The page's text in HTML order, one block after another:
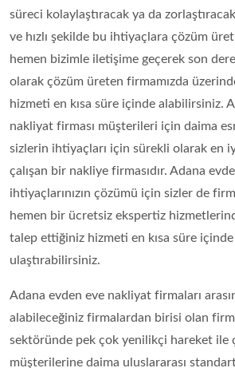
süreci kolaylaştıracak ya da
ve hızlı şekilde bu ihtiyaçlara çözüm
hemen bizimle iletişime geçerek son
olarak çözüm üreten firmamızda
hizmeti en kısa süre içinde alabilirsiniz.
nakliyat firması müşterileri için daima
sizlerin ihtiyaçları için sürekli olarak en
çalışan bir nakliye firmasıdır. Adana
ihtiyaçlarınızın çözümü için sizler de
hemen bir ücretsiz ekspertiz
talep ettiğiniz hizmeti en kısa süre
ulaştırabilirsiniz.
Adana evden eve nakliyat firmaları
alabileceğiniz firmalardan birisi olan
sektöründe pek çok yenilikçi hareket ile
müşterilerine daima uluslararası